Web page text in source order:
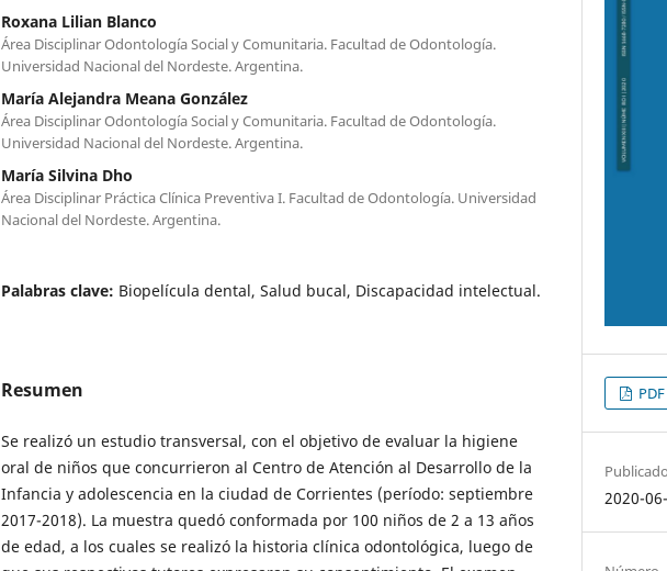
Roxana Lilian Blanco
Área Disciplinar Odontología Social y Comunitaria. Facultad de Odontología.
Universidad Nacional del Nordeste. Argentina.
María Alejandra Meana González
Área Disciplinar Odontología Social y Comunitaria. Facultad de Odontología.
Universidad Nacional del Nordeste. Argentina.
María Silvina Dho
Área Disciplinar Práctica Clínica Preventiva I. Facultad de Odontología. Universidad
Nacional del Nordeste. Argentina.
Palabras clave: Biopelícula dental, Salud bucal, Discapacidad intelectual.
Resumen
Se realizó un estudio transversal, con el objetivo de evaluar la higiene
oral de niños que concurrieron al Centro de Atención al Desarrollo de la
Infancia y adolescencia en la ciudad de Corrientes (período: septiembre
2017-2018). La muestra quedó conformada por 100 niños de 2 a 13 años
de edad, a los cuales se realizó la historia clínica odontológica, luego de
PDF
Publicado
2020-